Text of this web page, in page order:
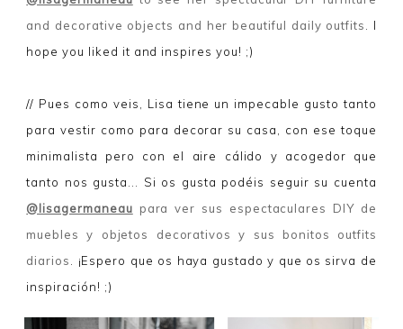
and decorative objects and her beautiful daily outfits
. I
hope you liked it and inspires you! ;)
// Pues como veis, Lisa tiene un impecable gusto tanto
para vestir como para decorar su casa, con ese toque
minimalista pero con el aire cálido y acogedor que
tanto nos gusta... Si os gusta podéis seguir su cuenta
@lisagermaneau para ver sus espectaculares DIY de
muebles y objetos decorativos y sus bonitos outfits
diarios
. ¡Espero que os haya gustado y que os sirva de
inspiración! ;)